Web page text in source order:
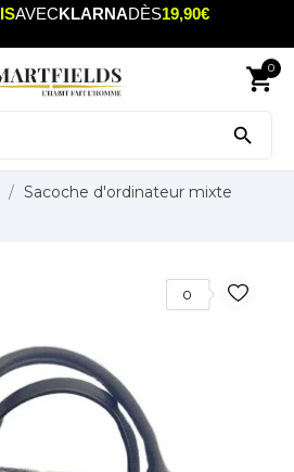
AVECKLARNADÈS19,90€
shopping_cart
0

Sacoche d'ordinateur mixte
0